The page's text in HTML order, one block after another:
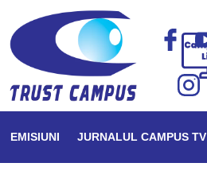
EMISIUNI JURNALUL CAMPUS TV